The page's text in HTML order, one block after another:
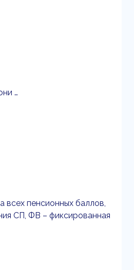
…
всех пенсионных баллов,
СП, ФВ – фиксированная